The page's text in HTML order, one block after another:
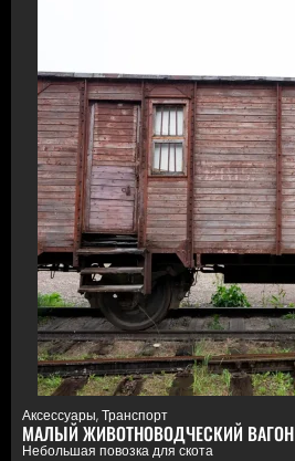
Аксессуары,Транспорт
МАЛЫЙ ЖИВОТНОВОДЧЕСКИЙ ВАГОН
Небольшая повозка для скота